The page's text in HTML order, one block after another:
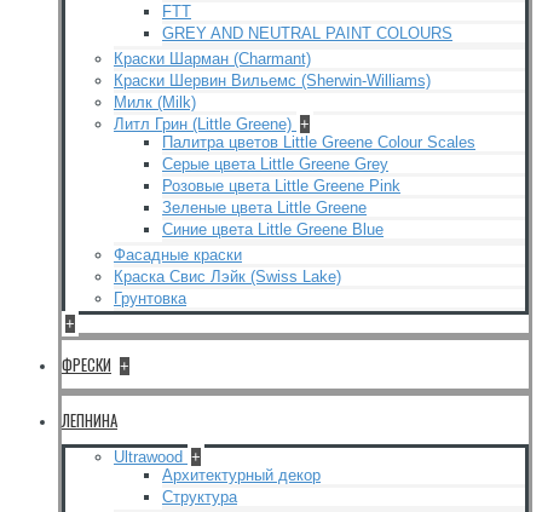
FTT
GREY AND NEUTRAL PAINT COLOURS
Краски Шарман (Charmant)
Краски Шервин Вильемс (Sherwin-Williams)
Милк (Milk)
Литл Грин (Little Greene) +
Палитра цветов Little Greene Colour Scales
Серые цвета Little Greene Grey
Розовые цвета Little Greene Pink
Зеленые цвета Little Greene
Синие цвета Little Greene Blue
Фасадные краски
Краска Свис Лэйк (Swiss Lake)
Грунтовка
+
ФРЕСКИ +
ЛЕПНИНА
Ultrawood +
Архитектурный декор
Структура